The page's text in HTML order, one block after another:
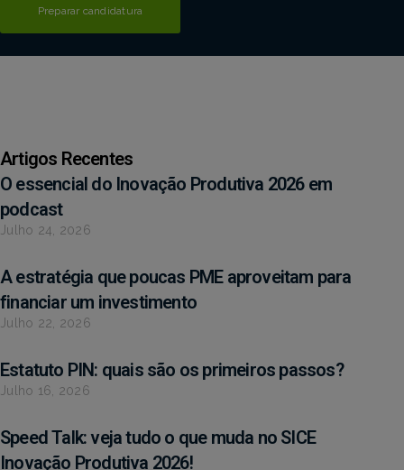
Preparar candidatura
Artigos Recentes
O essencial do Inovação Produtiva 2026 em
podcast
Julho 24, 2026
A estratégia que poucas PME aproveitam para
financiar um investimento
Julho 22, 2026
Estatuto PIN: quais são os primeiros passos?
Julho 16, 2026
Speed Talk: veja tudo o que muda no SICE
Inovação Produtiva 2026!